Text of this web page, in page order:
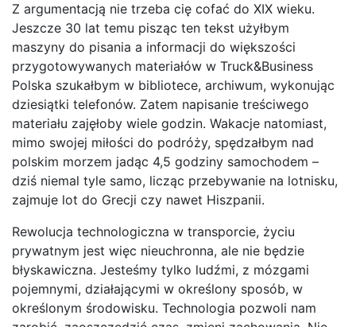
Z argumentacją nie trzeba cię cofać do XIX wieku.
Jeszcze 30 lat temu pisząc ten tekst użyłbym
maszyny do pisania a informacji do większości
przygotowywanych materiałów w Truck&Business
Polska szukałbym w bibliotece, archiwum, wykonując
dziesiątki telefonów. Zatem napisanie treściwego
materiału zajęłoby wiele godzin. Wakacje natomiast,
mimo swojej miłości do podróży, spędzałbym nad
polskim morzem jadąc 4,5 godziny samochodem –
dziś niemal tyle samo, licząc przebywanie na lotnisku,
zajmuje lot do Grecji czy nawet Hiszpanii.
Rewolucja technologiczna w transporcie, życiu
prywatnym jest więc nieuchronna, ale nie będzie
błyskawiczna. Jesteśmy tylko ludźmi, z mózgami
pojemnymi, działającymi w określony sposób, w
określonym środowisku. Technologia pozwoli nam